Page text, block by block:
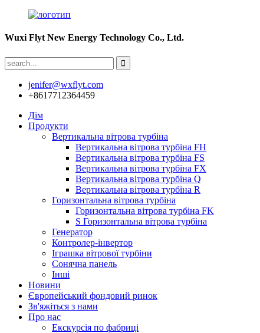
Wuxi Flyt New Energy Technology Co., Ltd.
jenifer@wxflyt.com
+8617712364459
Дім
Продукти
Вертикальна вітрова турбіна
Вертикальна вітрова турбіна FH
Вертикальна вітрова турбіна FS
Вертикальна вітрова турбіна FX
Вертикальна вітрова турбіна Q
Вертикальна вітрова турбіна R
Горизонтальна вітрова турбіна
Горизонтальна вітрова турбіна FK
S Горизонтальна вітрова турбіна
Генератор
Контролер-інвертор
Іграшка вітрової турбіни
Сонячна панель
Інші
Новини
Європейський фондовий ринок
Зв'яжіться з нами
Про нас
Екскурсія по фабриці